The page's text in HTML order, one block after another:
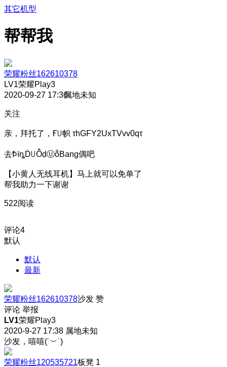
其它机型
帮帮我
荣耀粉丝162610378
LV1荣耀Play3
2020-09-27 17:36属地未知
关注
亲，拜托了，Ғ꒤帜 τhGFY2UxTVvv0qτ
去ꝤїȵḊ꒤ȬḍⓊȭBang偶吧
【小黄人无线耳机】马上就可以免单了
帮我助力一下谢谢
522阅读
评论4
默认
默认
最新
荣耀粉丝162610378沙发 赞
评论 举报
LV1荣耀Play3
2020-9-27 17:38 属地未知
沙发，嘻嘻(˙︶˙)
荣耀粉丝120535721板凳 1